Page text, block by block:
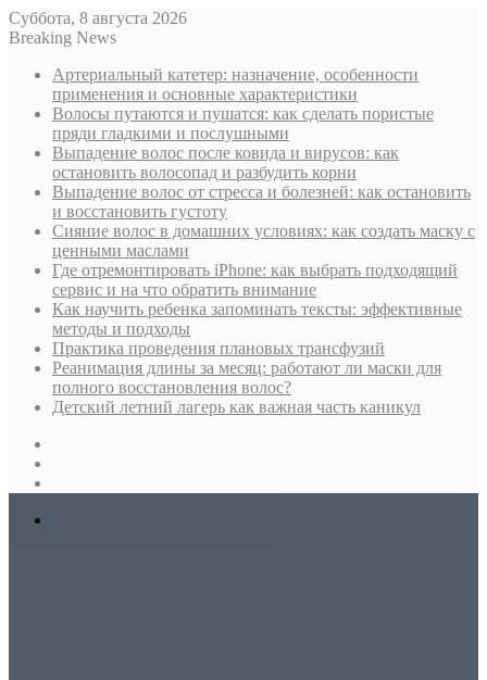
Суббота, 8 августа 2026
Breaking News
Артериальный катетер: назначение, особенности
применения и основные характеристики
Волосы путаются и пушатся: как сделать пористые
пряди гладкими и послушными
Выпадение волос после ковида и вирусов: как
остановить волосопад и разбудить корни
Выпадение волос от стресса и болезней: как остановить
и восстановить густоту
Сияние волос в домашних условиях: как создать маску с
ценными маслами
Где отремонтировать iPhone: как выбрать подходящий
сервис и на что обратить внимание
Как научить ребенка запоминать тексты: эффективные
методы и подходы
Практика проведения плановых трансфузий
Реанимация длины за месяц: работают ли маски для
полного восстановления волос?
Детский летний лагерь как важная часть каникул